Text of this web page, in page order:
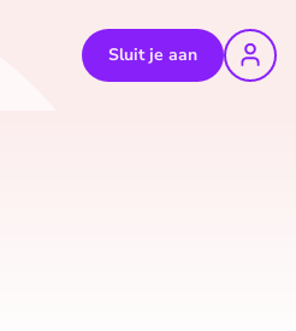
Sluit je aan